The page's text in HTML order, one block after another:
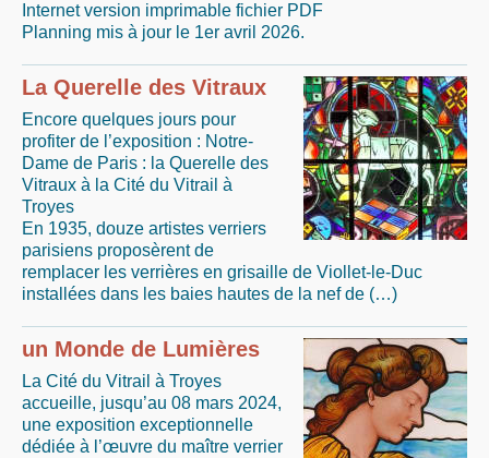
Internet version imprimable fichier PDF
Planning mis à jour le 1er avril 2026.
La Querelle des Vitraux
Encore quelques jours pour
profiter de l’exposition : Notre-
Dame de Paris : la Querelle des
Vitraux à la Cité du Vitrail à
Troyes
En 1935, douze artistes verriers
parisiens proposèrent de
remplacer les verrières en grisaille de Viollet-le-Duc
installées dans les baies hautes de la nef de (…)
un Monde de Lumières
La Cité du Vitrail à Troyes
accueille, jusqu’au 08 mars 2024,
une exposition exceptionnelle
dédiée à l’œuvre du maître verrier